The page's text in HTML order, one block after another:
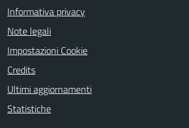
Informativa privacy
Note legali
Impostazioni Cookie
Credits
Ultimi aggiornamenti
Statistiche